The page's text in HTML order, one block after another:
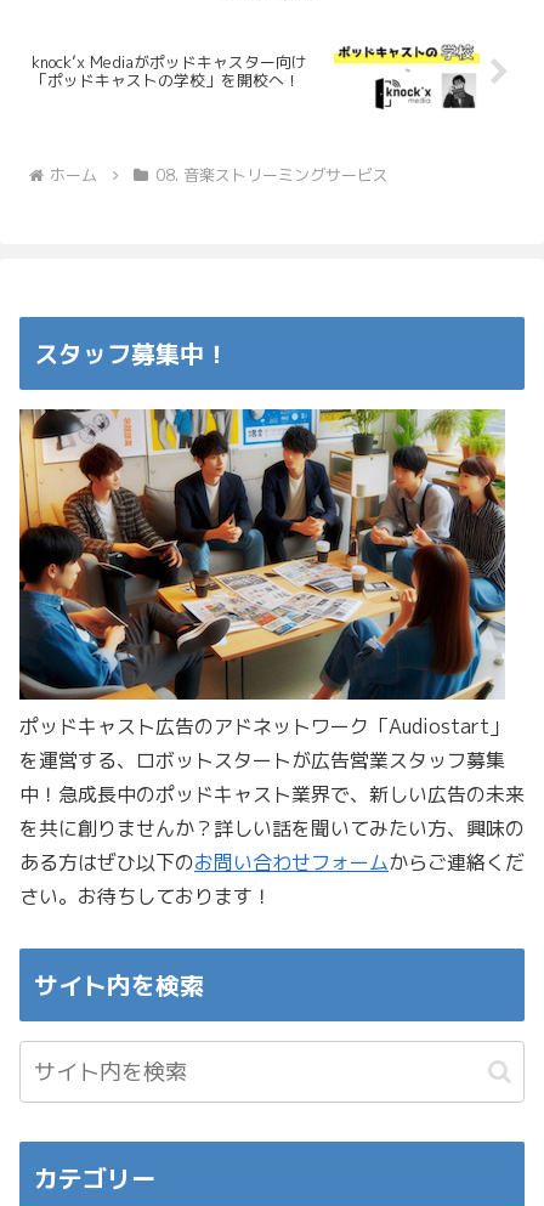
knock’x Mediaがポッドキャスター向け
「ポッドキャストの学校」を開校へ！
ホーム 08. 音楽ストリーミングサービス
スタッフ募集中！
ポッドキャスト広告のアドネットワーク「Audiostart」
を運営する、ロボットスタートが広告営業スタッフ募集
中！急成長中のポッドキャスト業界で、新しい広告の未来
を共に創りませんか？詳しい話を聞いてみたい方、興味の
ある方はぜひ以下のお問い合わせフォームからご連絡くだ
さい。お待ちしております！
サイト内を検索
カテゴリー